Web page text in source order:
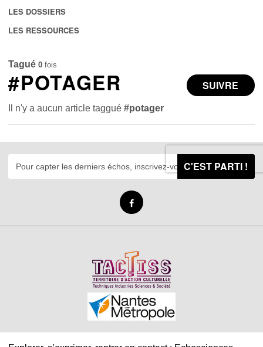
LES DOSSIERS
LES RESSOURCES
Tagué 0 fois
SUIVRE
#POTAGER
Il n'y a aucun article taggué#potager
C'EST PARTI !